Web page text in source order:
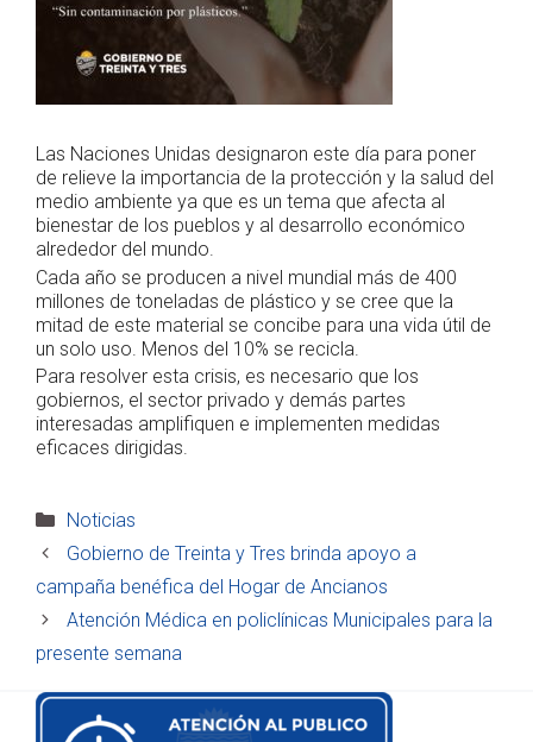
Las Naciones Unidas designaron este día para poner
de relieve la importancia de la protección y la salud del
medio ambiente ya que es un tema que afecta al
bienestar de los pueblos y al desarrollo económico
alrededor del mundo.
Cada año se producen a nivel mundial más de 400
millones de toneladas de plástico y se cree que la
mitad de este material se concibe para una vida útil de
un solo uso. Menos del 10% se recicla.
Para resolver esta crisis, es necesario que los
gobiernos, el sector privado y demás partes
interesadas amplifiquen e implementen medidas
eficaces dirigidas.
Categorías
Noticias
Gobierno de Treinta y Tres brinda apoyo a
campaña benéfica del Hogar de Ancianos
Atención Médica en policlínicas Municipales para la
presente semana